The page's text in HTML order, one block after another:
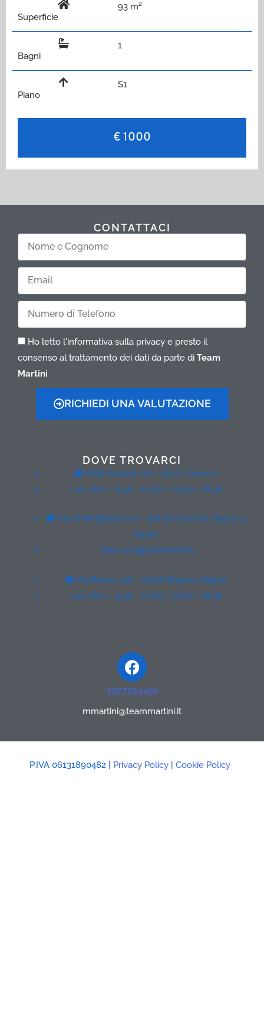
Superficie
93 m²
Bagni
1
Piano
S1
€ 1000
CONTATTACI
Nome
e
Cognome
Email
Telefono
Ho letto l'informativa sulla privacy e presto il
consenso al trattamento dei dati da parte di Team
Martini
RICHIEDI UNA VALUTAZIONE
DOVE TROVARCI
Viale Europa, 101 - 50121 Firenze
Lun. Ven. - 9:30 - 12:30 / 15:00 - 18:30
Via Chiantigiana, 172 - 50126 Grassina, Bagno a
Ripoli
Solo su appuntamento
Via Roma, 130 - 50126 Bagno a Ripoli
Lun. Ven. - 9:30 - 12:30 / 15:00 - 18:30
Facebook
3927924491
mmartini@teammartini.it
P.IVA 06131890482 | Privacy Policy| Cookie Policy